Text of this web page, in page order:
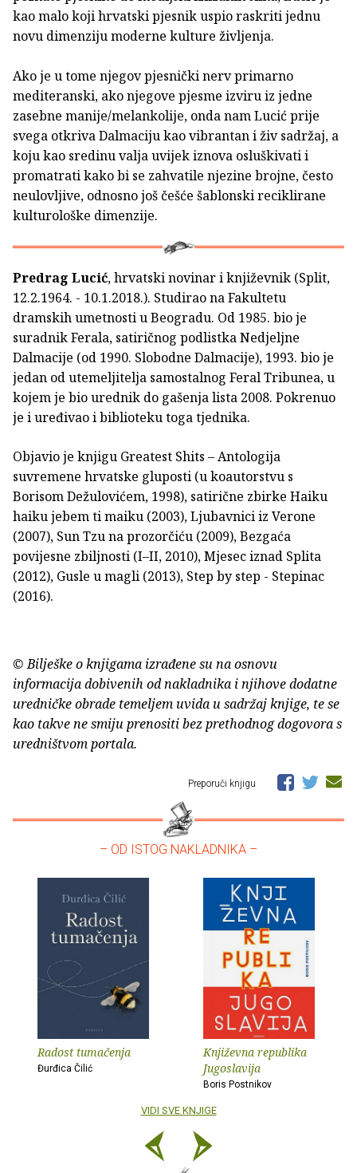
kao malo koji hrvatski pjesnik uspio raskriti jednu
novu dimenziju moderne kulture življenja.
Ako je u tome njegov pjesnički nerv primarno
mediteranski, ako njegove pjesme izviru iz jedne
zasebne manije/melankolije, onda nam Lucić prije
svega otkriva Dalmaciju kao vibrantan i živ sadržaj, a
koju kao sredinu valja uvijek iznova osluškivati i
promatrati kako bi se zahvatile njezine brojne, često
neulovljive, odnosno još češće šablonski reciklirane
kulturološke dimenzije.
Predrag Lucić, hrvatski novinar i književnik (Split,
12.2.1964. - 10.1.2018.). Studirao na Fakultetu
dramskih umetnosti u Beogradu. Od 1985. bio je
suradnik Ferala, satiričnog podlistka Nedjeljne
Dalmacije (od 1990. Slobodne Dalmacije), 1993. bio je
jedan od utemeljitelja samostalnog Feral Tribunea, u
kojem je bio urednik do gašenja lista 2008. Pokrenuo
je i uređivao i biblioteku toga tjednika.
Objavio je knjigu Greatest Shits – Antologija
suvremene hrvatske gluposti (u koautorstvu s
Borisom Dežulovićem, 1998), satirične zbirke Haiku
haiku jebem ti maiku (2003), Ljubavnici iz Verone
(2007), Sun Tzu na prozorčiću (2009), Bezgaća
povijesne zbiljnosti (I–II, 2010), Mjesec iznad Splita
(2012), Gusle u magli (2013), Step by step - Stepinac
(2016).
© Bilješke o knjigama izrađene su na osnovu
informacija dobivenih od nakladnika i njihove dodatne
uredničke obrade temeljem uvida u sadržaj knjige, te se
kao takve ne smiju prenositi bez prethodnog dogovora s
uredništvom portala.
Preporuči knjigu
– OD ISTOG NAKLADNIKA –
Radost tumačenja
Đurđica Čilić
Književna republika
Jugoslavija
Boris Postnikov
VIDI SVE KNJIGE